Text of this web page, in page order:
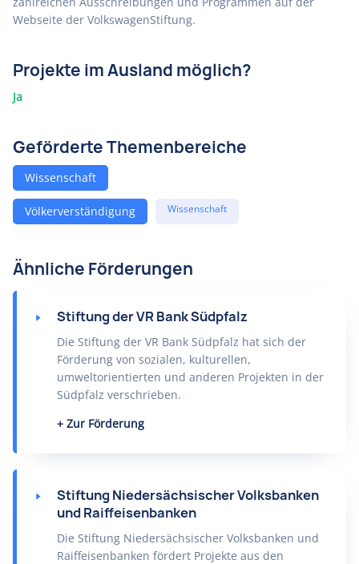
Webseite der VolkswagenStiftung.
Projekte im Ausland möglich?
Ja
Geförderte Themenbereiche
Wissenschaft
Völkerverständigung Wissenschaft
Ähnliche Förderungen
Stiftung der VR Bank Südpfalz
Die Stiftung der VR Bank Südpfalz hat sich der
Förderung von sozialen, kulturellen,
umweltorientierten und anderen Projekten in der
Südpfalz verschrieben.
Zur Förderung
Stiftung Niedersächsischer Volksbanken
und Raiffeisenbanken
Die Stiftung Niedersächsischer Volksbanken und
Raiffeisenbanken fördert Projekte aus den